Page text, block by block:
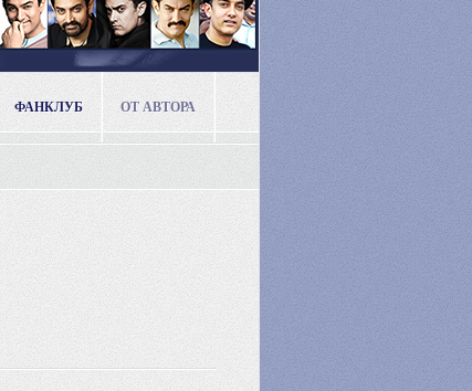
ФАНКЛУБ ОТ АВТОРА